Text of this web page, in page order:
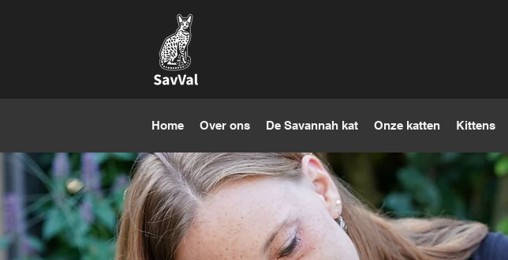
Home Over ons De Savannah kat Onze katten Kittens